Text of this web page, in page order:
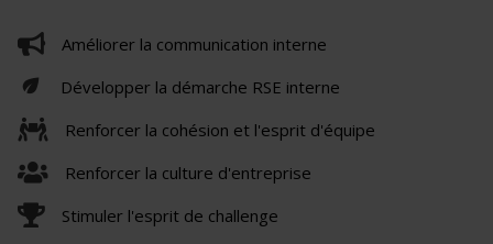
Améliorer la communication interne
Développer la démarche RSE interne
Renforcer la cohésion et l'esprit d'équipe
Renforcer la culture d'entreprise
Stimuler l'esprit de challenge